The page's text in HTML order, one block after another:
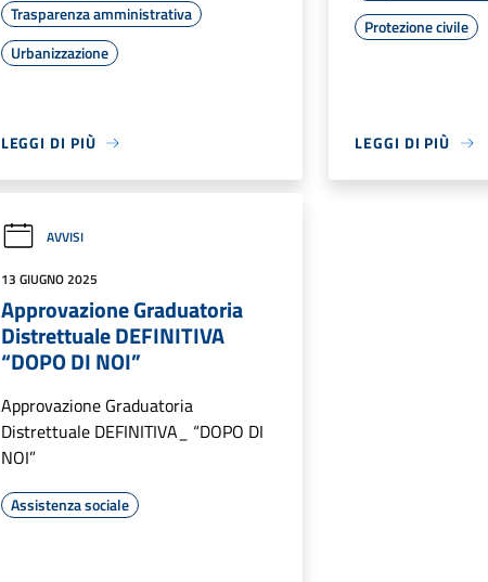
Trasparenza amministrativa
Urbanizzazione
LEGGI DI PIÙ
Protezione civile
LEGGI DI PIÙ
AVVISI
13 GIUGNO 2025
Approvazione Graduatoria
Distrettuale DEFINITIVA
“DOPO DI NOI”
Approvazione Graduatoria
Distrettuale DEFINITIVA_ “DOPO DI
NOI”
Assistenza sociale